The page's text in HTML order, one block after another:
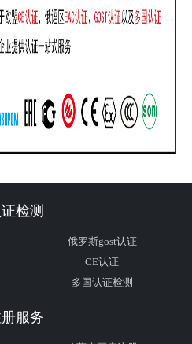
检测
俄罗斯gost认证
CE认证
多国认证检测
服务